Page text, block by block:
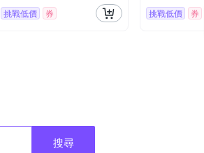
挑戰低價 券 挑戰低價 券
搜尋